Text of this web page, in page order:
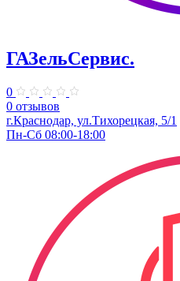
ГАЗельСервис.
0
0 отзывов
​г.Краснодар, ул.Тихорецкая, 5/1
Пн-Сб 08:00-18:00